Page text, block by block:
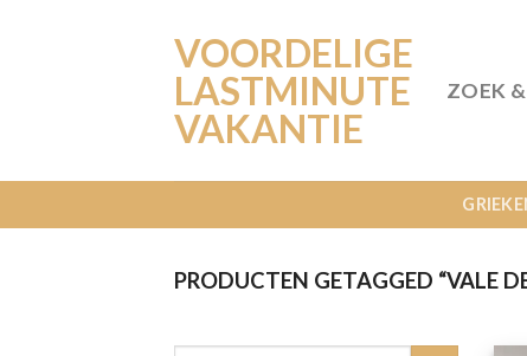
VOORDELIGE
LASTMINUTE
VAKANTIE
ZOEK
PRODUCTEN GETAGGED “VALE